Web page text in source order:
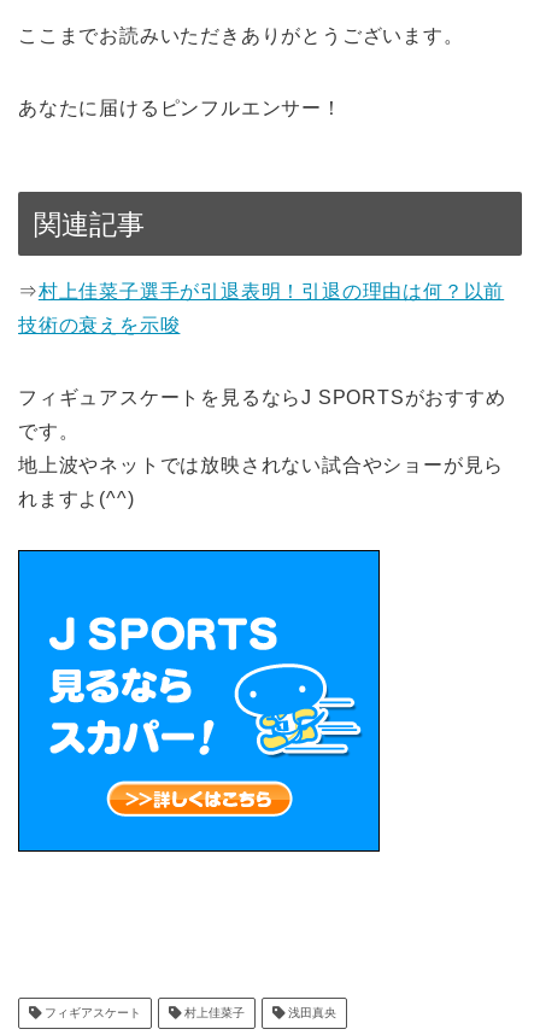
ここまでお読みいただきありがとうございます。
あなたに届けるピンフルエンサー！
関連記事
⇒村上佳菜子選手が引退表明！引退の理由は何？以前
技術の衰えを示唆
フィギュアスケートを見るならJ SPORTSがおすすめ
です。
地上波やネットでは放映されない試合やショーが見ら
れますよ(^^)
フィギアスケート 村上佳菜子 浅田真央